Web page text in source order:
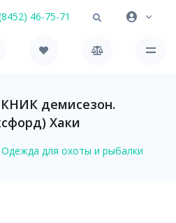
46-75-71
демисезон.
Хаки
Одежда для охоты и рыбалки